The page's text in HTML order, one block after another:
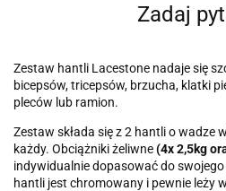
Zadaj
Zestaw hantli Lacestone nadaje się
bicepsów, tricepsów, brzucha, klatki
pleców lub ramion.
Zestaw składa się z 2 hantli o wadze
każdy. Obciążniki żeliwne(4x 2,5kg
indywidualnie dopasować do
hantli jest chromowany i pewnie leży